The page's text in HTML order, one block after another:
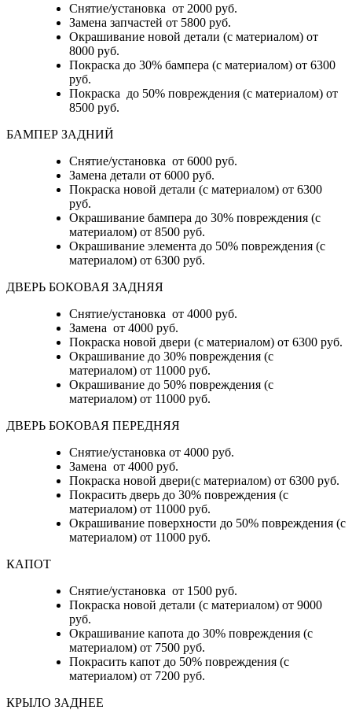
Снятие/установка от 2000 руб.
Замена запчастей от 5800 руб.
Окрашивание новой детали (с материалом) от
8000 руб.
Покраска до 30% бампера (с материалом) от 6300
руб.
Покраска до 50% повреждения (с материалом) от
8500 руб.
БАМПЕР ЗАДНИЙ
Снятие/установка от 6000 руб.
Замена детали от 6000 руб.
Покраска новой детали (с материалом) от 6300
руб.
Окрашивание бампера до 30% повреждения (с
материалом) от 8500 руб.
Окрашивание элемента до 50% повреждения (с
материалом) от 6300 руб.
ДВЕРЬ БОКОВАЯ ЗАДНЯЯ
Снятие/установка от 4000 руб.
Замена от 4000 руб.
Покраска новой двери (с материалом) от 6300 руб.
Окрашивание до 30% повреждения (с
материалом) от 11000 руб.
Окрашивание до 50% повреждения (с
материалом) от 11000 руб.
ДВЕРЬ БОКОВАЯ ПЕРЕДНЯЯ
Снятие/установка от 4000 руб.
Замена от 4000 руб.
Покраска новой двери(с материалом) от 6300 руб.
Покрасить дверь до 30% повреждения (с
материалом) от 11000 руб.
Окрашивание поверхности до 50% повреждения (с
материалом) от 11000 руб.
КАПОТ
Снятие/установка от 1500 руб.
Покраска новой детали (с материалом) от 9000
руб.
Окрашивание капота до 30% повреждения (с
материалом) от 7500 руб.
Покрасить капот до 50% повреждения (с
материалом) от 7200 руб.
КРЫЛО ЗАДНЕЕ